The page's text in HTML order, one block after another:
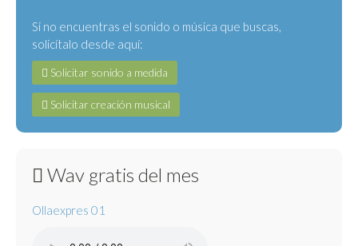
Si no encuentras el sonido o música que buscas,
solicítalo desde aquí:
Solicitar sonido a medida
Solicitar creación musical
Wav gratis del mes
Ollaexpres 01